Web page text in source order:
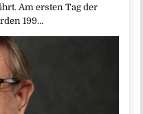
Am ersten Tag der
199…